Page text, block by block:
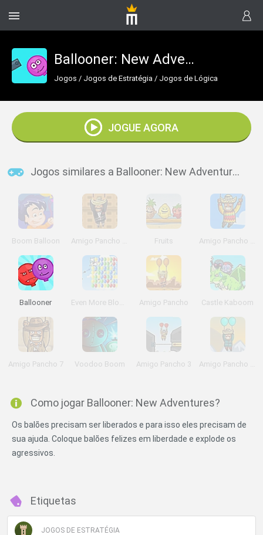
Ballooner: New Adventures
Jogos / Jogos de Estratégia / Jogos de Lógica
JOGUE AGORA
Jogos similares a Ballooner: New Adventures
Boom Balloon Amigo Pancho 2: New York Party Fruits Amigo Pancho in Afghanistan
Ballooner Even More Bloons Amigo Pancho Castle Kaboom
Amigo Pancho 7 Voodoo Boom Amigo Pancho 3 Amigo Pancho 5 Artic & Peru
Como jogar Ballooner: New Adventures?
Os balões precisam ser liberados e para isso eles precisam de
sua ajuda. Coloque balões felizes em liberdade e explode os
agressivos.
Etiquetas
JOGOS DE ESTRATÉGIA